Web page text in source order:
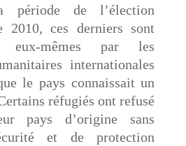
période de l’élection
2010, ces derniers sont
eux-mêmes par les
internationales
le pays connaissait un
réfugiés ont refusé
pays d’origine sans
et de protection